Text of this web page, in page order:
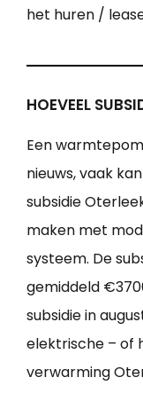
het huren /
HOEVEEL
Een
nieuws, vaak
subsidie
maken met
systeem. De
gemiddeld
subsidie in
elektrische – of
verwarming